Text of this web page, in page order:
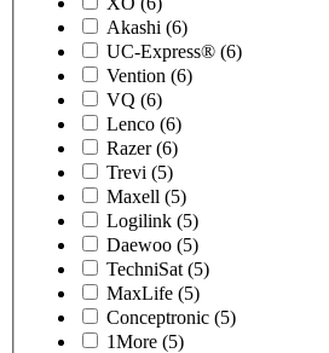
Akashi (6)
UC-Express® (6)
Vention (6)
VQ (6)
Lenco (6)
Razer (6)
Trevi (5)
Maxell (5)
Logilink (5)
Daewoo (5)
TechniSat (5)
MaxLife (5)
Conceptronic (5)
1More (5)